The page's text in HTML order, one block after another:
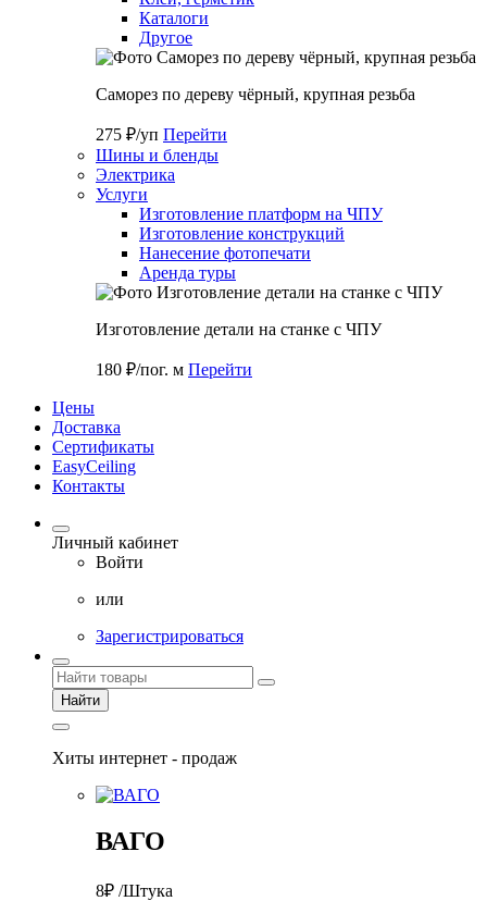
Каталоги
Другое
Саморез по дереву чёрный, крупная резьба
275 ₽/уп Перейти
Шины и бленды
Электрика
Услуги
Изготовление платформ на ЧПУ
Изготовление конструкций
Нанесение фотопечати
Аренда туры
Изготовление детали на станке с ЧПУ
180 ₽/пог. м Перейти
Цены
Доставка
Cертификаты
EasyCeiling
Контакты
Личный кабинет
Войти
или
Зарегистрироваться
Найти
Хиты интернет - продаж
ВАГО
8₽ /Штука